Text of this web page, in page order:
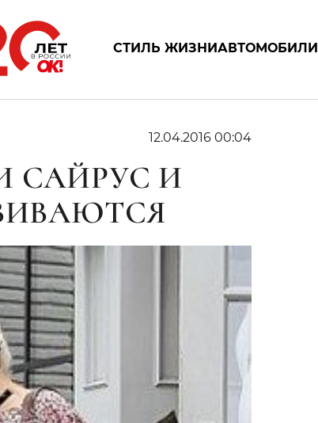
СТИЛЬ ЖИЗНИАВТОМОБИЛИ
12.04.2016 00:04
И